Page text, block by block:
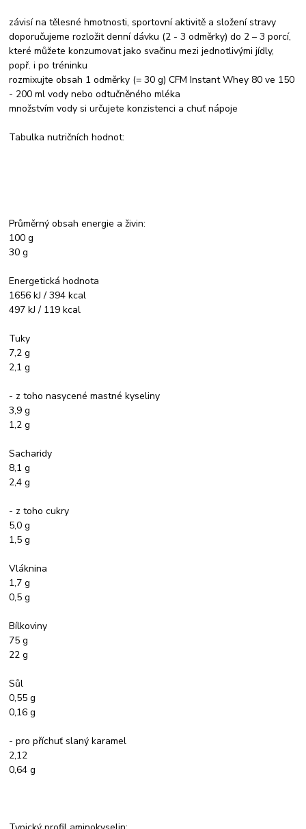
závisí na tělesné hmotnosti, sportovní aktivitě a složení stravy
doporučujeme rozložit denní dávku (2 - 3 odměrky) do 2 – 3 porcí,
které můžete konzumovat jako svačinu mezi jednotlivými jídly,
popř. i po tréninku
rozmixujte obsah 1 odměrky (= 30 g) CFM Instant Whey 80 ve 150
- 200 ml vody nebo odtučněného mléka
množstvím vody si určujete konzistenci a chuť nápoje
Tabulka nutričních hodnot:
Průměrný obsah energie a živin:
100 g
30 g
Energetická hodnota
1656 kJ / 394 kcal
497 kJ / 119 kcal
Tuky
7,2 g
2,1 g
- z toho nasycené mastné kyseliny
3,9 g
1,2 g
Sacharidy
8,1 g
2,4 g
- z toho cukry
5,0 g
1,5 g
Vláknina
1,7 g
0,5 g
Bílkoviny
75 g
22 g
Sůl
0,55 g
0,16 g
- pro příchuť slaný karamel
2,12
0,64 g